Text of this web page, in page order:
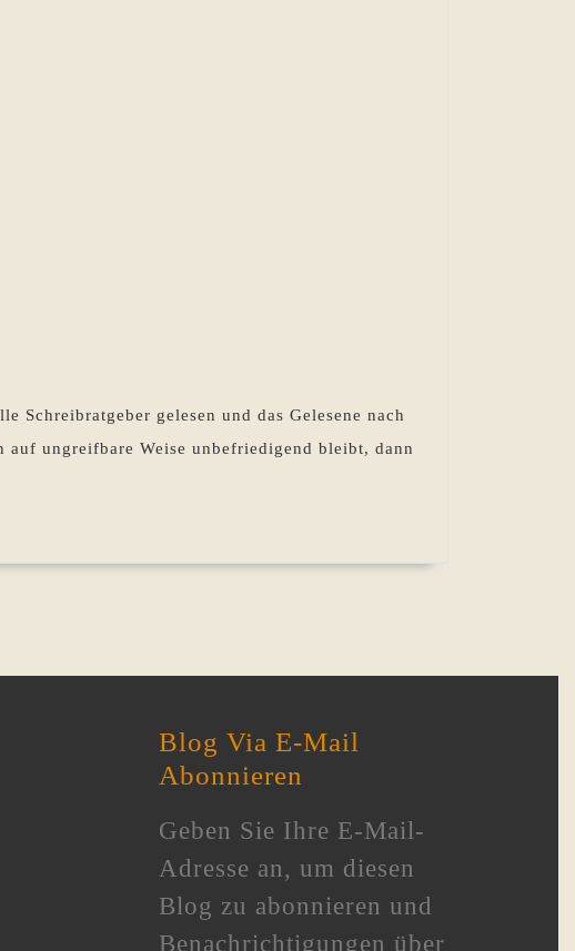
Schreibratgeber gelesen und das Gelesene nach
auf ungreifbare Weise unbefriedigend bleibt, dann
Blog Via E-Mail
Abonnieren
Geben Sie Ihre E-Mail-
Adresse an, um diesen
Blog zu abonnieren und
Benachrichtigungen über